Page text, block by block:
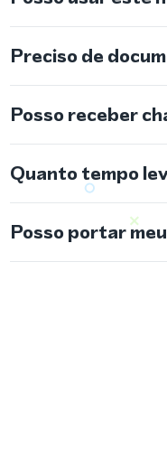
Preciso de
Posso receber
Quanto tempo
Posso portar